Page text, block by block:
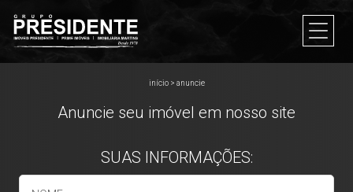
início> anuncie
Anuncie seu imóvel em nosso site
SUAS INFORMAÇÕES: